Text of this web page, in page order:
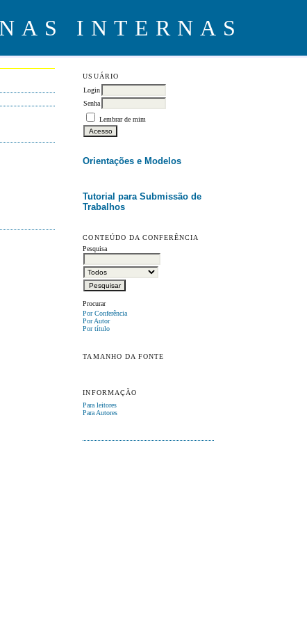
USUÁRIO
Login
Senha
Lembrar de mim
Orientações e Modelos
Tutorial para Submissão de
Trabalhos
CONTEÚDO DA CONFERÊNCIA
Pesquisa
Procurar
Por Conferência
Por Autor
Por título
TAMANHO DA FONTE
INFORMAÇÃO
Para leitores
Para Autores